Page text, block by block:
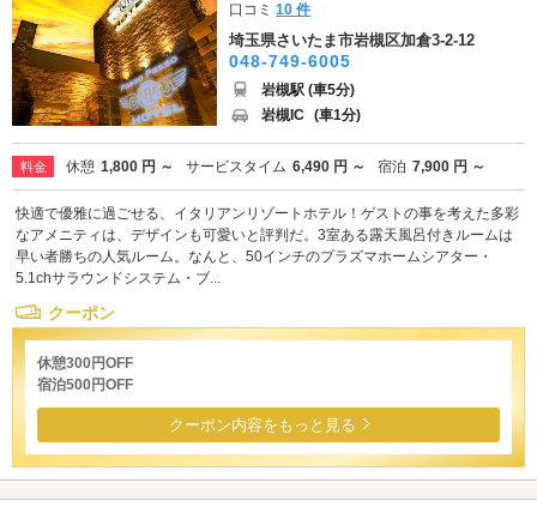
口コミ10 件
埼玉県さいたま市岩槻区加倉3-2-12
048-749-6005
岩槻駅 (車5分)
岩槻IC (車1分)
料金 休憩 1,800 円 ～ サービスタイム 6,490 円 ～ 宿泊 7,900 円 ～
快適で優雅に過ごせる、イタリアンリゾートホテル！ゲストの事を考えた多彩
なアメニティは、デザインも可愛いと評判だ。3室ある露天風呂付きルームは
早い者勝ちの人気ルーム。なんと、50インチのプラズマホームシアター・
5.1chサラウンドシステム・ブ...
クーポン
休憩300円OFF
宿泊500円OFF
クーポン内容をもっと見る